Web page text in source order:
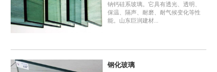
钠钙硅系玻璃。它具有透光、透明、
保温、隔声、耐磨、耐气候变化等性
能。山东巨润建材...
钢化玻璃